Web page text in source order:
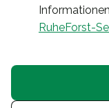
RuheForst-